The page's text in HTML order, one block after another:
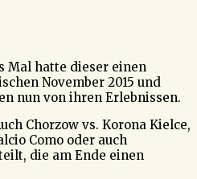
Mal hatte dieser einen
November 2015 und
nun von ihren Erlebnissen.
Chorzow vs. Korona Kielce,
Como oder auch
die am Ende einen